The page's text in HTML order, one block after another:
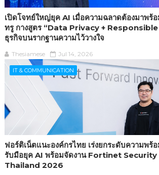
เปิดโจทย์ใหญ่ยุค AI เมื่อความฉลาดต้องมาพร้
ทรู กางสูตร “Data Privacy + Responsible
ธุรกิจบนรากฐานความไว้วางใจ
Thesiamese Jul 14, 2026
IT & COMMUNICATION
ฟอร์ติเน็ตแนะองค์กรไทย เร่งยกระดับความพร้
รับมือยุค AI พร้อมจัดงาน Fortinet
Thailand 2026